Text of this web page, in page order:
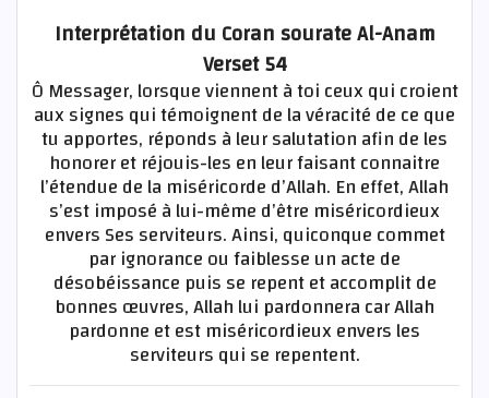
Interprétation du Coran sourate Al-Anam
Verset 54
Ô Messager, lorsque viennent à toi ceux qui croient
aux signes qui témoignent de la véracité de ce que
tu apportes, réponds à leur salutation afin de les
honorer et réjouis-les en leur faisant connaitre
l’étendue de la miséricorde d’Allah. En effet, Allah
s’est imposé à lui-même d’être miséricordieux
envers Ses serviteurs. Ainsi, quiconque commet
par ignorance ou faiblesse un acte de
désobéissance puis se repent et accomplit de
bonnes œuvres, Allah lui pardonnera car Allah
pardonne et est miséricordieux envers les
serviteurs qui se repentent.